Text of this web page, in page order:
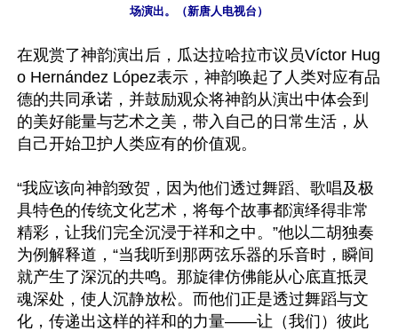
场演出。（新唐人电视台）
在观赏了神韵演出后，瓜达拉哈拉市议员Víctor Hug
o Hernández López表示，神韵唤起了人类对应有品
德的共同承诺，并鼓励观众将神韵从演出中体会到
的美好能量与艺术之美，带入自己的日常生活，从
自己开始卫护人类应有的价值观。
“我应该向神韵致贺，因为他们透过舞蹈、歌唱及极
具特色的传统文化艺术，将每个故事都演绎得非常
精彩，让我们完全沉浸于祥和之中。”他以二胡独奏
为例解释道，“当我听到那两弦乐器的乐音时，瞬间
就产生了深沉的共鸣。那旋律仿佛能从心底直抵灵
魂深处，使人沉静放松。而他们正是透过舞蹈与文
化，传递出这样的祥和的力量——让（我们）彼此